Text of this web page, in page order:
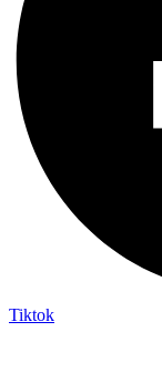
Tiktok